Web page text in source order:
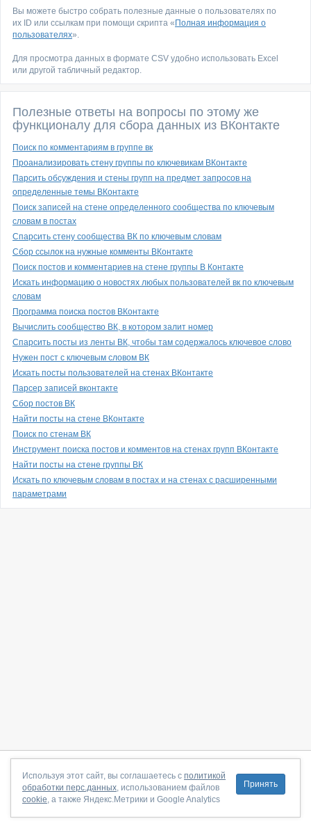
Вы можете быстро собрать полезные данные о пользователях по
их ID или ссылкам при помощи скрипта « Полная информация о
пользователях».
Для просмотра данных в формате CSV удобно использовать Excel
или другой табличный редактор.
Полезные ответы на вопросы по этому же
функционалу для сбора данных из ВКонтакте
Поиск по комментариям в группе вк
Проанализировать стену группы по ключевикам ВКонтакте
Парсить обсуждения и стены групп на предмет запросов на
определенные темы ВКонтакте
Поиск записей на стене определенного сообщества по ключевым
словам в постах
Спарсить стену сообщества ВК по ключевым словам
Сбор ссылок на нужные комменты ВКонтакте
Поиск постов и комментариев на стене группы В Контакте
Искать информацию о новостях любых пользователей вк по ключевым
словам
Программа поиска постов ВКонтакте
Вычислить сообщество ВК, в котором залит номер
Спарсить посты из ленты ВК, чтобы там содержалось ключевое слово
Нужен пост с ключевым словом ВК
Искать посты пользователей на стенах ВКонтакте
Парсер записей вконтакте
Сбор постов ВК
Найти посты на стене ВКонтакте
Поиск по стенам ВК
Инструмент поиска постов и комментов на стенах групп ВКонтакте
Найти посты на стене группы ВК
Искать по ключевым словам в постах и на стенах с расширенными
параметрами
О сайте|С чего начать|Контакты|Партнёрская программа
Договор-оферта|Политика конфиденциальности
Правила пользования
Принять
Используя этот сайт, вы соглашаетесь с политикой
обработки перс.данных, использованием файлов
cookie, а также Яндекс.Метрики и Google Analytics